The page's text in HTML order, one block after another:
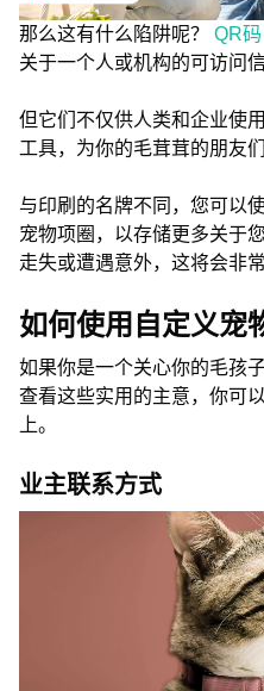
那么这有什么陷阱呢？ QR码
关于一个人或机构的可访问信
但它们不仅供人类和企业使
工具，为你的毛茸茸的朋友们
与印刷的名牌不同，您可以
宠物项圈，以存储更多关于
走失或遭遇意外，这将会非常
如何使用自定义宠
如果你是一个关心你的毛孩
查看这些实用的主意，你可
上。
业主联系方式